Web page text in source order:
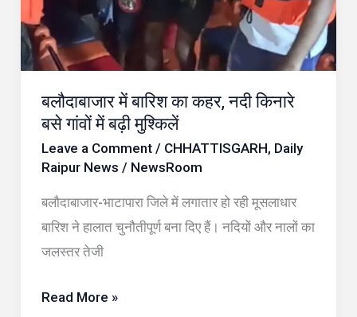
बलौदाबाजार में बारिश का कहर, नदी किनारे
बसे गांवों में बढ़ी मुश्किलें
Leave a Comment / CHHATTISGARH, Daily
Raipur News / NewsRoom
बलौदाबाजार-भाटापारा जिले में लगातार हो रही मूसलाधार
बारिश ने हालात चुनौतीपूर्ण बना दिए हैं। नदियों और नालों का
जलस्तर तेजी
नदी
किनारे
बसे
में
मुश्किलें
Read More »